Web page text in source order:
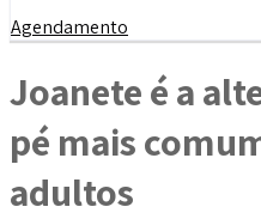
Agendamento
Joanete é a
pé mais
adultos